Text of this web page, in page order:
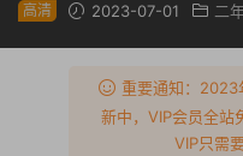
高清 2023-07-01 二
重要通知：2023
新中，VIP会员全站
VIP只需